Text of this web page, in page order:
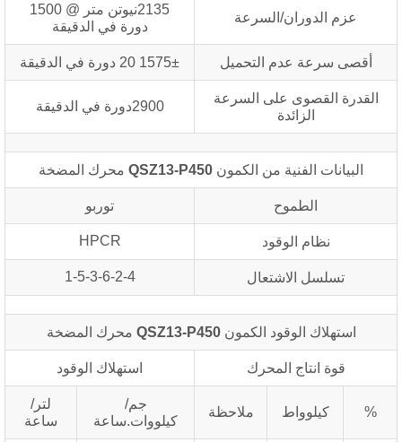
عزم الدوران/السرعة
2135نيوتن متر @ 1500
دورة في الدقيقة
أقصى سرعة عدم التحميل 1575± 20 دورة في الدقيقة
القدرة القصوى على السرعة
الزائدة
2900دورة في الدقيقة
البيانات الفنية من الكمونQSZ13-P450 محرك المضخة
الطموح توربو
نظام الوقود HPCR
تسلسل الاشتعال 1-5-3-6-2-4
استهلاك الوقود الكمونQSZ13-P450 محرك المضخة
قوة انتاج المحرك استهلاك الوقود
% كيلوواط ملاحظة
جم/
كيلووات.ساعة
لتر/
ساعة